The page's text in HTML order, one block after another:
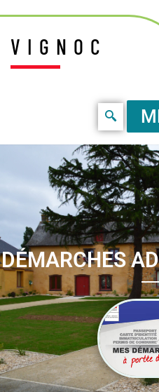
VIGNOC
DÉMARCHES